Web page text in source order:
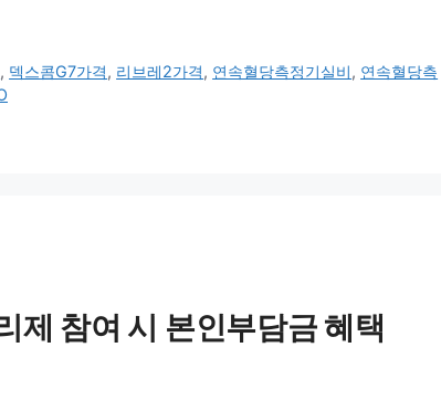
, 덱스콤G7가격, 리브레2가격, 연속혈당측정기실비, 연속혈당측
제 참여 시 본인부담금 혜택